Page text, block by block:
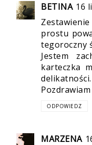
BETINA 16
prostu
tegoroczny
Jestem
karteczka
delikatności.
ODPOWIEDZ
MARZENA